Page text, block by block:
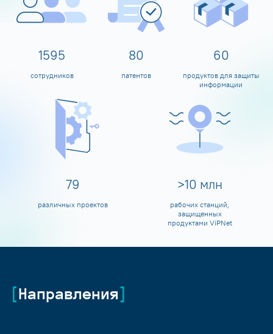
1600
сотрудников
80
патентов
60
продуктов для защиты
информации
80
различных проектов
>10 млн
рабочих станций,
защищенных
продуктами ViPNet
Направления